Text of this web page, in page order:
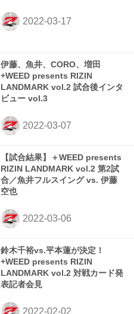
伊藤、魚井、CORO、増田
+WEED presents RIZIN
LANDMARK vol.2 試合後インタ
ビュー vol.3
【試合結果】＋WEED presents
RIZIN LANDMARK vol.2 第2試
合／魚井フルスイング vs. 伊藤
空也
鈴木千裕vs.平本蓮が決定！
+WEED presents RIZIN
LANDMARK vol.2 対戦カード発
表記者会見